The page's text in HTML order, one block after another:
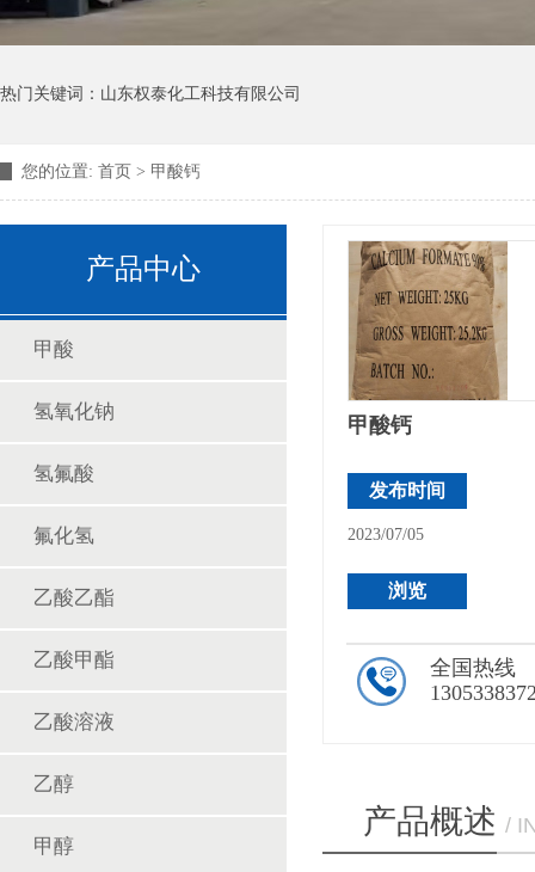
热门关键词：山东权泰化工科技有限公司
您的位置: 首页 > 甲酸钙
产品中心
甲酸
氢氧化钠
氢氟酸
氟化氢
乙酸乙酯
乙酸甲酯
乙酸溶液
乙醇
甲醇
甲酸钙
发布时间
2023/07/05
浏览
全国热线
产品概述 /